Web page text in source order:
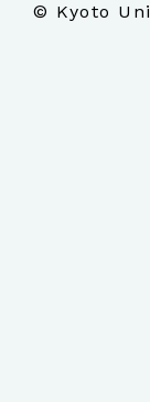
© Kyoto